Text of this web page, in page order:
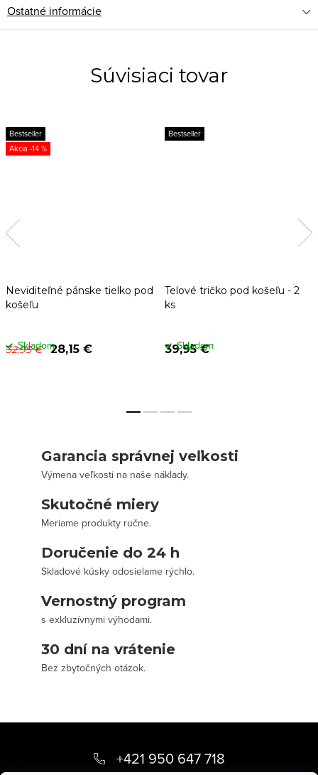
Ostatné informácie
Súvisiaci tovar
Bestseller
-14 %
Neviditeľné pánske tielko pod
košeľu
32,95 € 28,15 €
Skladom
Bestseller
Telové tričko pod košeľu - 2
ks
39,95 €
Skladom
Garancia správnej veľkosti
Výmena veľkosti na naše náklady.
Skutočné miery
Meriame produkty ručne.
Doručenie do 24 h
Skladové kúsky odosielame rýchlo.
Vernostný program
s exkluzívnymi výhodami.
30 dní na vrátenie
Bez zbytočných otázok.
+421 950 647 718